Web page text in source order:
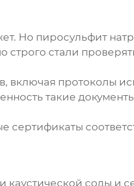
Но пиросульфит
стали
включая протоколы
такие
сертификаты
каустической соды и